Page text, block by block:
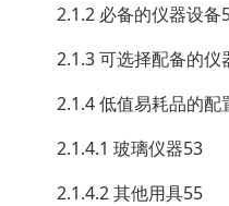
2.1.2 必备的仪器设备
2.1.3 可选择配备的仪
2.1.4 低值易耗品的配
2.1.4.1 玻璃仪器53
2.1.4.2 其他用具55